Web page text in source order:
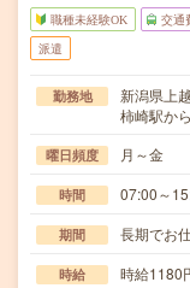
職種未経験OK 交通
派遣
勤務地
新潟県上
柿崎駅か
曜日頻度 月～金
時間 07:00～
期間 長期でお
時給 時給1180